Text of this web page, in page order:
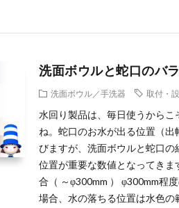
洗面ボウルと蛇口のバ
洗面ボウル／手洗器 取付・
水回り製品は、毎日使うから
ね。蛇口のお水が出る位置（
びますが、洗面ボウルと蛇口
位置が重要な数値となってき
合（ ～φ300mm ） φ300mm程
場合、水の落ちる位置は水色の